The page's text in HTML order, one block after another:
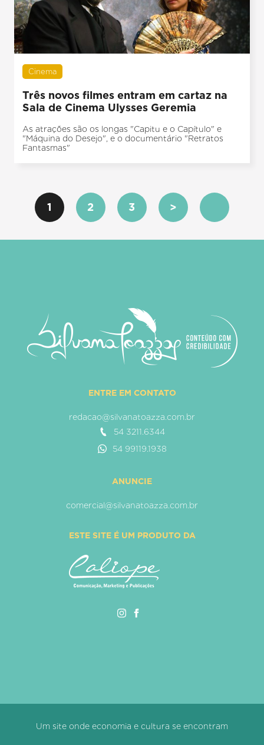
Cinema
Três novos filmes entram em cartaz na
Sala de Cinema Ulysses Geremia
As atrações são os longas "Capitu e o Capítulo" e
"Máquina do Desejo", e o documentário "Retratos
Fantasmas"
1 2 3 >
ENTRE EM CONTATO
redacao@silvanatoazza.com.br
54 3211.6344
54 99119.1938
ANUNCIE
comercial@silvanatoazza.com.br
ESTE SITE É UM PRODUTO DA
Um site onde economia e cultura se encontram